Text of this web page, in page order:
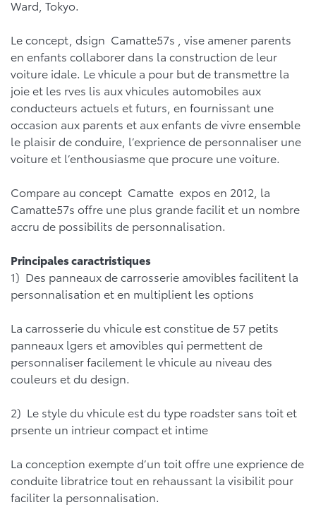
Ward, Tokyo.
Le concept, dsign Camatte57s , vise amener parents
en enfants collaborer dans la construction de leur
voiture idale. Le vhicule a pour but de transmettre la
joie et les rves lis aux vhicules automobiles aux
conducteurs actuels et futurs, en fournissant une
occasion aux parents et aux enfants de vivre ensemble
le plaisir de conduire, l’exprience de personnaliser une
voiture et l’enthousiasme que procure une voiture.
Compare au concept Camatte expos en 2012, la
Camatte57s offre une plus grande facilit et un nombre
accru de possibilits de personnalisation.
Principales caractristiques
1) Des panneaux de carrosserie amovibles facilitent la
personnalisation et en multiplient les options
La carrosserie du vhicule est constitue de 57 petits
panneaux lgers et amovibles qui permettent de
personnaliser facilement le vhicule au niveau des
couleurs et du design.
2) Le style du vhicule est du type roadster sans toit et
prsente un intrieur compact et intime
La conception exempte d’un toit offre une exprience de
conduite libratrice tout en rehaussant la visibilit pour
faciliter la personnalisation.